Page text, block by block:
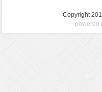
Copyright
powered